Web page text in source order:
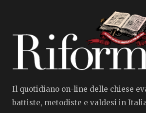
Il quotidiano on-line delle chiese
battiste, metodiste e valdesi in